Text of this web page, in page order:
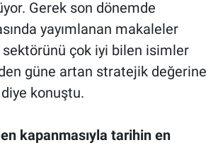
Gerek son dönemde
yayımlanan makaleler
çok iyi bilen isimler
güne artan stratejik değerine
konuştu.
kapanmasıyla tarihin en